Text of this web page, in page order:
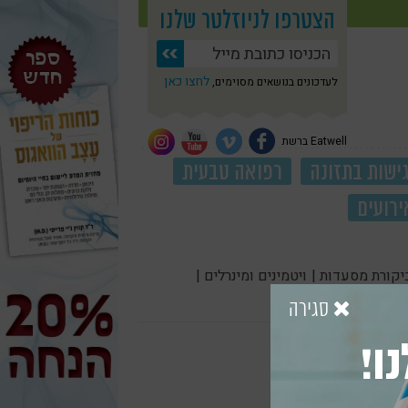
הצטרפו לניוזלטר שלנו
לעדכונים בנושאים מסוימים, לחצו כאן
Eatwell ברשת
גישות בתזונה
רפואה טבעית
מסעדות | ויטמינים ומינרלים |
סגירה